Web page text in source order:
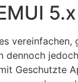
5.x
dennoch
Geschutzte